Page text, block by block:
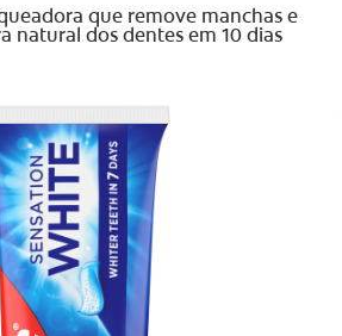
que remove manchas e
natural dos dentes em 10 dias